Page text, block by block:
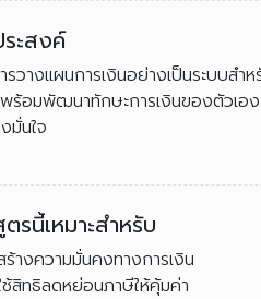
ะสงค์
รวางแผนการเงินอย่างเป็นระบบส
อมพัฒนาทักษะการเงินของตัวเอง
มั่นใจ
รนี้เหมาะสำหรับ
างความมั่นคงทางการเงิน
สิทธิลดหย่อนภาษีให้คุ้มค่า